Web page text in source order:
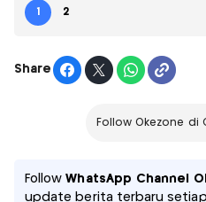
1 2
Share
Follow Okezone di
FollowWhatsApp Channel
update berita terbaru